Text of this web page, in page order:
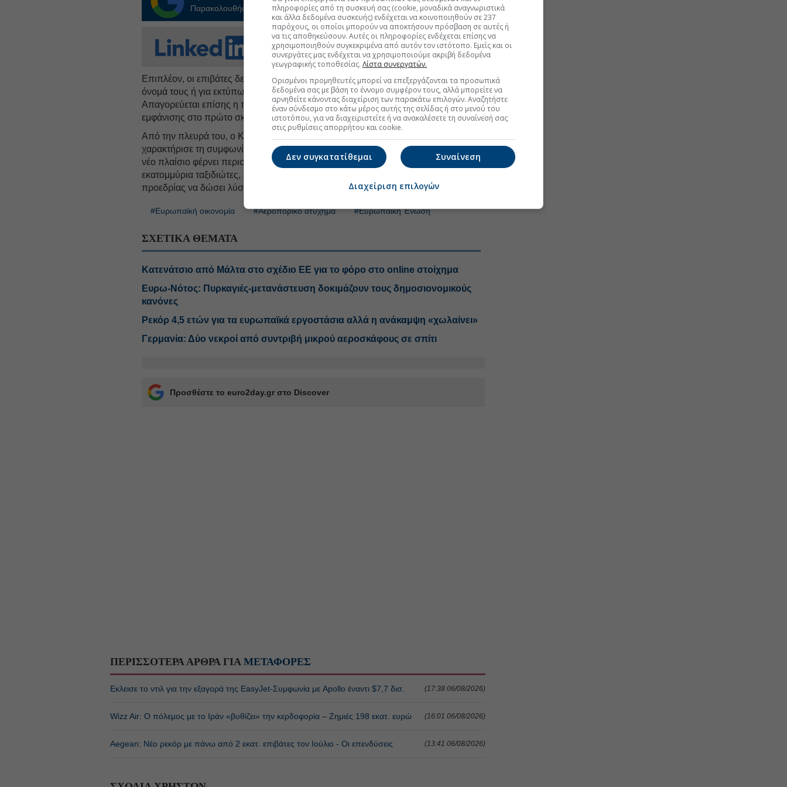
Παρακολουθήστε τις εξελίξεις με την υπογραφη εγκυρότητας του Euro2day.gr
FOLLOW US
Ακολουθήστε τη σελίδα τουEuro2day.grστοLinkedin
Επιπλέον, οι επιβάτες δεν θα χρεώνονται για διόρθωση ορθογραφικών λαθών στο
όνομά τους ή για εκτύπωση κάρτας επιβίβασης, εφόσον έχουν ήδη κάνει check-in.
Απαγορεύεται επίσης η πρακτική ακύρωσης πτήσεων επιστροφής λόγω μη
εμφάνισης στο πρώτο σκέλος του ταξιδιού.
Από την πλευρά του, ο Κύπριος υπουργός Μεταφορών
χαρακτήρισε τη συμφωνία «σημαντική επιτυχία για τους επιβάτες». Σημείωσε ότι το
νέο πλαίσιο φέρνει περισσότερη βεβαιότητα, δικαιοσύνη και προβλεψιμότητα για
εκατομμύρια ταξιδιώτες, ενώ στάθηκε στην αποφασιστικότητα της κυπριακής
προεδρίας να δώσει λύση σε ένα πρόβλημα ετών.
#Ευρωπαϊκή οικονομία #Αεροπορικό ατύχημα #Ευρωπαϊκή Ένωση
ΣΧΕΤΙΚΑ ΘΕΜΑΤΑ
Κατενάτσιο από Μάλτα στο σχέδιο ΕΕ για το φόρο στο online στοίχημα
Ευρω-Νότος: Πυρκαγιές-μετανάστευση δοκιμάζουν τους δημοσιονομικούς
κανόνες
Ρεκόρ 4,5 ετών για τα ευρωπαϊκά εργοστάσια αλλά η ανάκαμψη «χωλαίνει»
Γερμανία: Δύο νεκροί από συντριβή μικρού αεροσκάφους σε σπίτι
Προσθέστε το euro2day.gr στο Discover
ΠΕΡΙΣΣΟΤΕΡΑ ΑΡΘΡΑ ΓΙΑ ΜΕΤΑΦΟΡΕΣ
Εκλεισε το ντιλ για την εξαγορά της EasyJet-Συμφωνία με Apollo έναντι $7,7 δισ. (17:38 06/08/2026)
Wizz Air: Ο πόλεμος με το Ιράν «βυθίζει» την κερδοφορία – Ζημιές 198 εκατ. ευρώ (16:01 06/08/2026)
Aegean: Νέο ρεκόρ με πάνω από 2 εκατ. επιβάτες τον Ιούλιο - Οι επενδύσεις (13:41 06/08/2026)
πληροφορίες από τη συσκευή σας (cookie, μοναδικά αναγνωριστικά
και άλλα δεδομένα συσκευής) ενδέχεται να κοινοποιηθούν σε 237
παρόχους, οι οποίοι μπορούν να αποκτήσουν πρόσβαση σε αυτές ή
να τις αποθηκεύσουν. Αυτές οι πληροφορίες ενδέχεται επίσης να
χρησιμοποιηθούν συγκεκριμένα από αυτόν τον ιστότοπο. Εμείς και οι
συνεργάτες μας ενδέχεται να χρησιμοποιούμε ακριβή δεδομένα
γεωγραφικής τοποθεσίας. Λίστα συνεργατών.
Ορισμένοι προμηθευτές μπορεί να επεξεργάζονται τα προσωπικά
δεδομένα σας με βάση το έννομο συμφέρον τους, αλλά μπορείτε να
αρνηθείτε κάνοντας διαχείριση των παρακάτω επιλογών. Αναζητήστε
έναν σύνδεσμο στο κάτω μέρος αυτής της σελίδας ή στο μενού του
ιστοτόπου, για να διαχειριστείτε ή να ανακαλέσετε τη συναίνεσή σας
στις ρυθμίσεις απορρήτου και cookie.
Συναίνεση
Δεν συγκατατίθεμαι
Διαχείριση επιλογών